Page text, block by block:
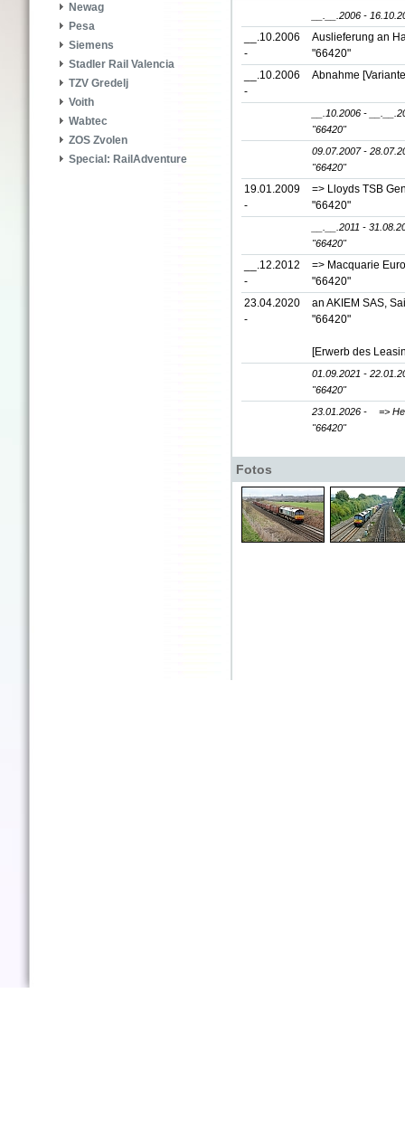
Newag
Pesa
Siemens
Stadler Rail Valencia
TZV Gredelj
Voith
Wabtec
ZOS Zvolen
Special: RailAdventure
__.__.2006 -
__.10.2006
-
Auslieferung an
"66420"
__.10.2006
-
Abnahme
__.10.2006 -
"66420"
09.07.2007 -
"66420"
19.01.2009
-
=> Lloyds TSB
"66420"
__.__.2011 -
"66420"
__.12.2012
-
=> Macquarie
"66420"
23.04.2020
-
an AKIEM SAS,
"66420"
[Erwerb des
01.09.2021 -
"66420"
23.01.2026 -
=>
"66420"
Fotos